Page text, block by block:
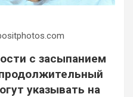
с засыпанием
указывать на